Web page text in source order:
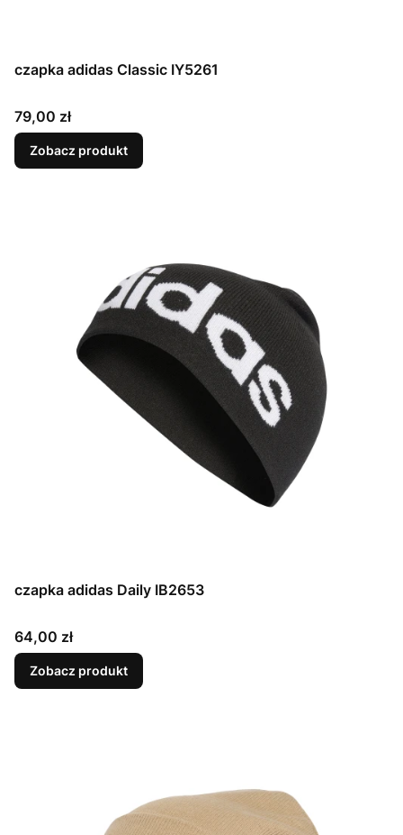
czapka adidas Classic IY5261
Cena
79,00 zł
Zobacz produkt
czapka adidas Daily IB2653
Cena
64,00 zł
Zobacz produkt